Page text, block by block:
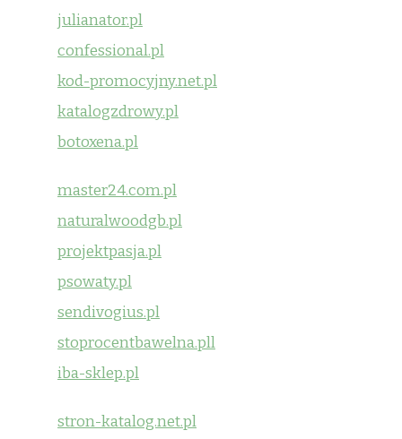
julianator.pl
confessional.pl
kod-promocyjny.net.pl
katalogzdrowy.pl
botoxena.pl
master24.com.pl
naturalwoodgb.pl
projektpasja.pl
psowaty.pl
sendivogius.pl
stoprocentbawelna.pll
iba-sklep.pl
stron-katalog.net.pl